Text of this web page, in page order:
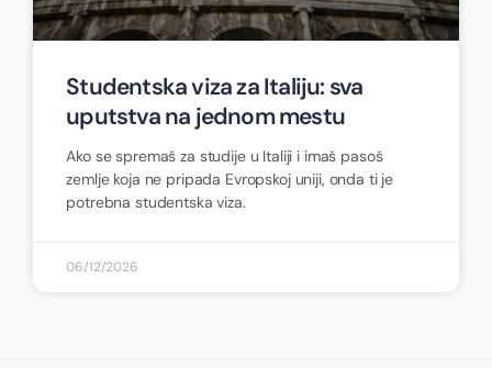
Studentska viza za Italiju: sva
uputstva na jednom mestu
Ako se spremaš za studije u Italiji i imaš pasoš
zemlje koja ne pripada Evropskoj uniji, onda ti je
potrebna studentska viza.
06/12/2026